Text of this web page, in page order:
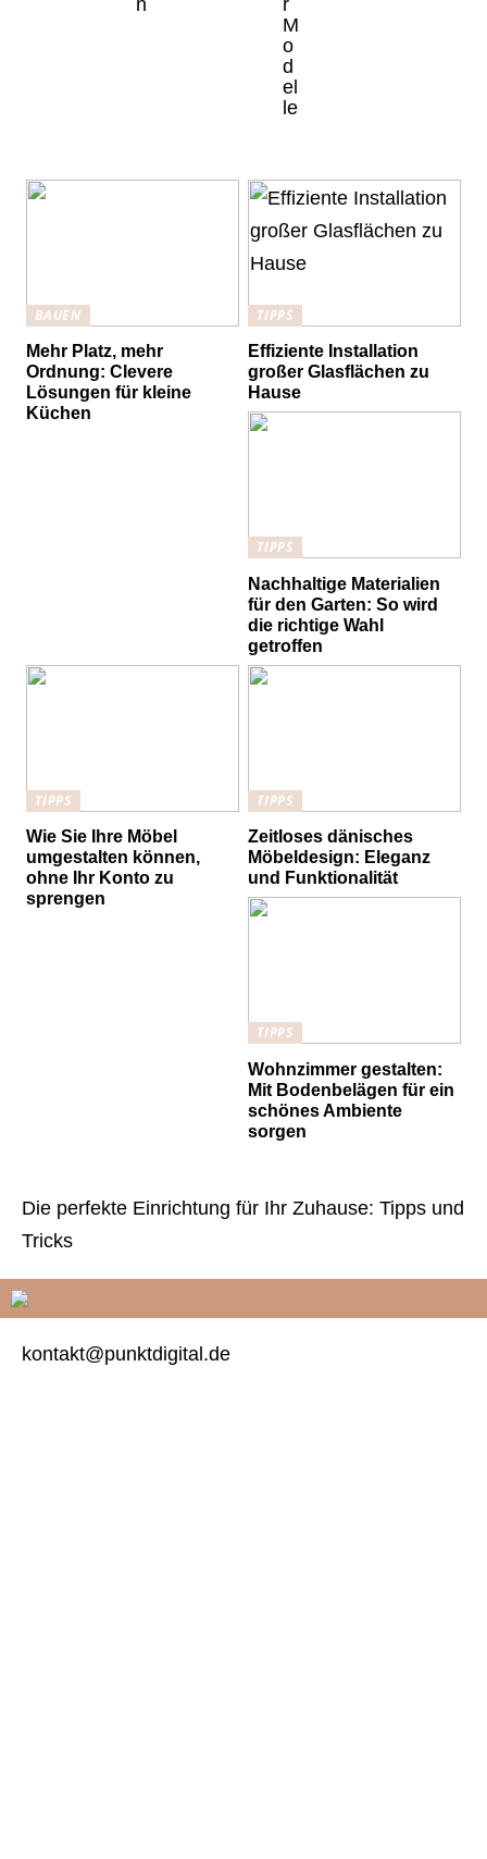
n
r
M
o
d
el
le
BAUEN
Mehr Platz, mehr
Ordnung: Clevere
Lösungen für kleine
Küchen
TIPPS
Effiziente Installation
großer Glasflächen zu
Hause
TIPPS
Nachhaltige Materialien
für den Garten: So wird
die richtige Wahl
getroffen
TIPPS
Wie Sie Ihre Möbel
umgestalten können,
ohne Ihr Konto zu
sprengen
TIPPS
Zeitloses dänisches
Möbeldesign: Eleganz
und Funktionalität
TIPPS
Wohnzimmer gestalten:
Mit Bodenbelägen für ein
schönes Ambiente
sorgen
Die perfekte Einrichtung für Ihr Zuhause: Tipps und
Tricks
kontakt@punktdigital.de